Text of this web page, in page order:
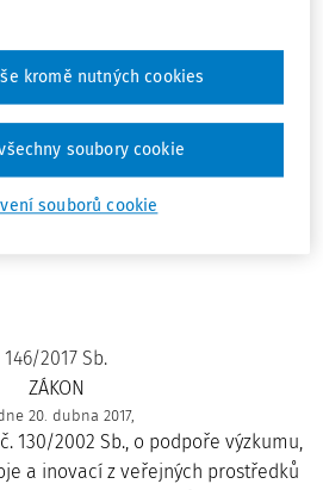
146/2017 Sb.
ZÁKON
20. dubna 2017,
130/2002 Sb., o podpoře výzkumu,
a inovací z veřejných prostředků
souborů cookie
kromě nutných cookies
soubory cookie